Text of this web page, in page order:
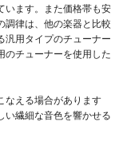
います。また価格帯も安
調律は、他の楽器と比較
汎用タイプのチューナー
のチューナーを使用した
なえる場合があります
い繊細な音色を響かせる